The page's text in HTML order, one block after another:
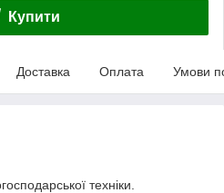
Купити
Доставка Оплата Умови
техніки.